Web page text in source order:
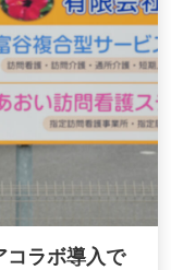
コラボ導入で